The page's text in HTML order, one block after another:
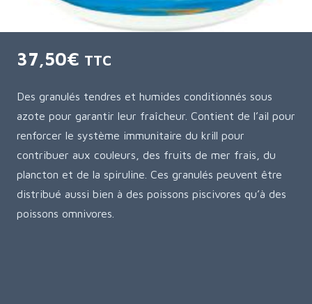
37,50€ TTC
Des granulés tendres et humides conditionnés sous
azote pour garantir leur fraîcheur. Contient de l’ail pour
renforcer le système immunitaire du krill pour
contribuer aux couleurs, des fruits de mer frais, du
plancton et de la spiruline. Ces granulés peuvent être
distribué aussi bien à des poissons piscivores qu’à des
poissons omnivores.